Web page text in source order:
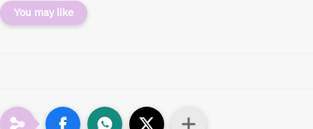
You may like